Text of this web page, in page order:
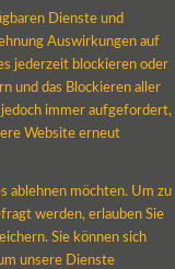
Dienste und
Auswirkungen auf
jederzeit blockieren oder
und das Blockieren aller
immer aufgefordert,
Website erneut
ablehnen möchten. Um zu
werden, erlauben Sie
Sie können sich
unsere Dienste